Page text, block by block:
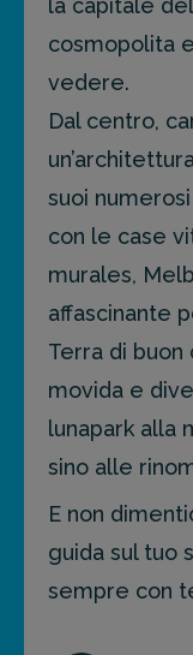
cosmopolita
vedere.
Dal centro,
suoi
con le case
murales,
affascinante
Terra di buon
movida e
lunapark alla
sino alle
E non
guida sul tuo
sempre con